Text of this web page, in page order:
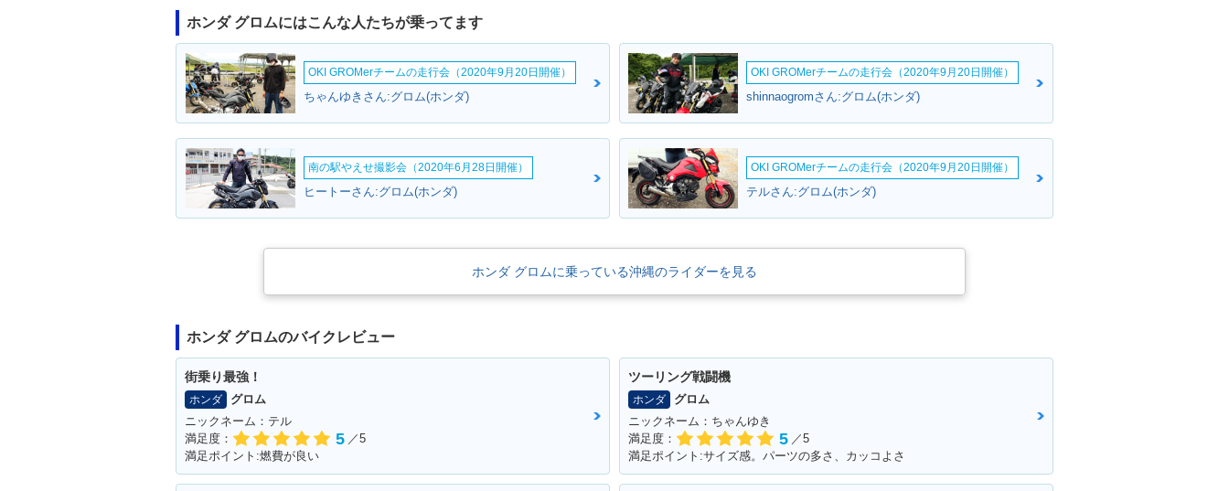
2013年 MSX125
ホンダ グロムにはこんな人たちが乗ってます
OKI GROMerチームの走行会（2020年9月20日開催）
ちゃんゆきさん:グロム(ホンダ)
OKI GROMerチームの走行会（2020年9月20日開催）
shinnaogromさん:グロム(ホンダ)
南の駅やえせ撮影会（2020年6月28日開催）
ヒートーさん:グロム(ホンダ)
OKI GROMerチームの走行会（2020年9月20日開催）
テルさん:グロム(ホンダ)
ホンダ グロムに乗っている沖縄のライダーを見る
ホンダ グロムのバイクレビュー
街乗り最強！
ホンダ
グロム
ニックネーム：テル
満足度：
5 ／5
満足ポイント:燃費が良い
ツーリング戦闘機
ホンダ
グロム
ニックネーム：ちゃんゆき
満足度：
5 ／5
満足ポイント:サイズ感。パーツの多さ、カッコよさ